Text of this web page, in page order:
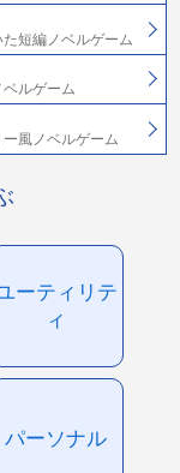
短編ノベルゲーム
ルゲーム
風ノベルゲーム
ーティリテ
ィ
パーソナル